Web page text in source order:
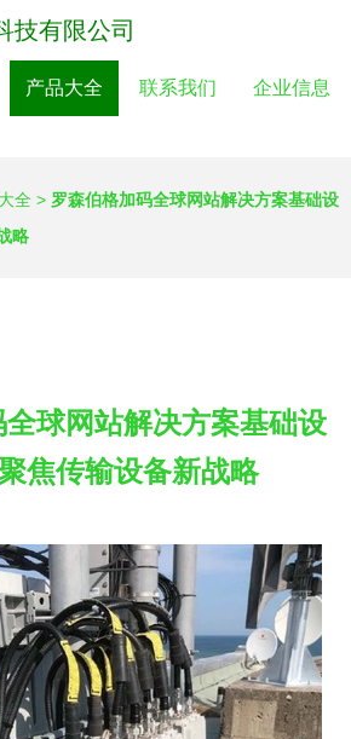
技有限公司
产品大全 联系我们 企业信息
全 > 罗森伯格加码全球网站解决方案基础设
略
球网站解决方案基础设
焦传输设备新战略